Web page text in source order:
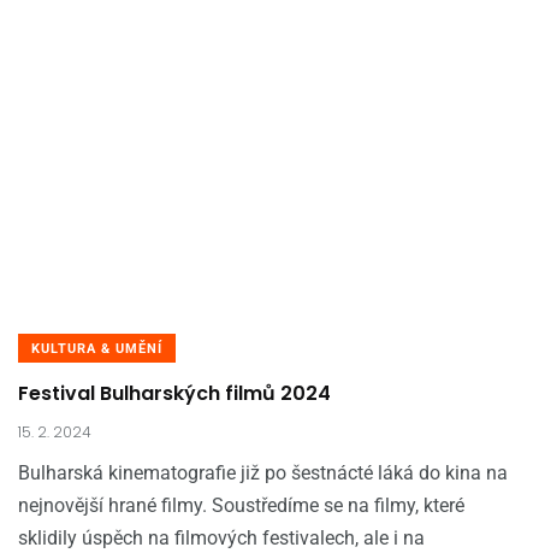
KULTURA & UMĚNÍ
Festival Bulharských filmů 2024
15. 2. 2024
Bulharská kinematografie již po šestnácté láká do kina na
nejnovější hrané filmy. Soustředíme se na filmy, které
sklidily úspěch na filmových festivalech, ale i na